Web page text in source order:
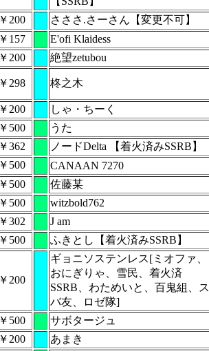
￥200 さささ.さーさん【変更不可】
￥157 E'ofi Klaidess
￥200 絶望zetubou
￥298 柊之木
￥200 しゃ・ちーく
￥500 うた
￥362 ノードDelta 【着火済みSSRB】
￥500 CANAAN 7270
￥500 佐藤某
￥500 witzbold762
￥302 J am
￥500 ふきとし【着火済みSSRB】
￥200
ギョニソステンレス[ミオファ、
おにぎりゃ、雪民、着火済
SSRB、わためいと、百鬼組、ス
バ友、ロゼ隊]
￥500 サボタージュ
￥200 あまき